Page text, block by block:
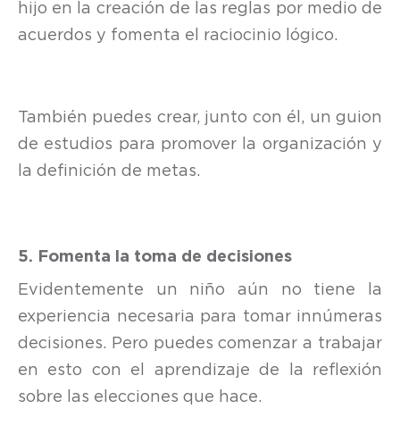
hijo en la creación de las reglas por medio de
acuerdos y fomenta el raciocinio lógico.
También puedes crear, junto con él, un guion
de estudios para promover la organización y
la definición de metas.
5. Fomenta la toma de decisiones
Evidentemente un niño aún no tiene la
experiencia necesaria para tomar innúmeras
decisiones. Pero puedes comenzar a trabajar
en esto con el aprendizaje de la reflexión
sobre las elecciones que hace.